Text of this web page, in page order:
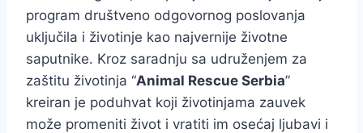
program društveno odgovornog poslovanja
uključila i životinje kao najvernije životne
saputnike. Kroz saradnju sa udruženjem za
zaštitu životinja “Animal Rescue Serbia”
kreiran je poduhvat koji životinjama zauvek
može promeniti život i vratiti im osećaj ljubavi i